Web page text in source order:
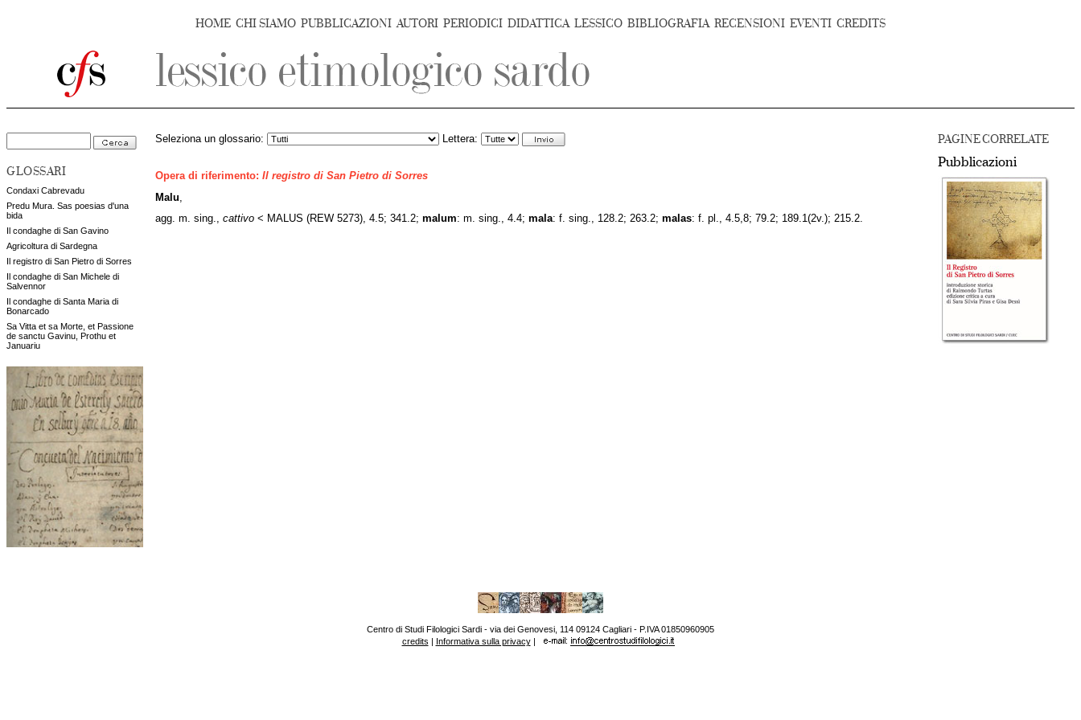
HOME CHI SIAMO PUBBLICAZIONI AUTORI PERIODICI DIDATTICA LESSICO BIBLIOGRAFIA RECENSIONI EVENTI CREDITS
GLOSSARI
Condaxi Cabrevadu
Predu Mura. Sas poesias d'una
bida
Il condaghe di San Gavino
Agricoltura di Sardegna
Il registro di San Pietro di Sorres
Il condaghe di San Michele di
Salvennor
Il condaghe di Santa Maria di
Bonarcado
Sa Vitta et sa Morte, et Passione
de sanctu Gavinu, Prothu et
Januariu
PAGINE CORRELATE
Pubblicazioni
Seleziona un glossario: Lettera:
Opera di riferimento: Il registro di San Pietro di Sorres
Malu
agg. m. sing., cattivo < MALUS (REW 5273), 4.5; 341.2; malum: m. sing., 4.4; mala: f. sing., 128.2; 263.2; malas: f. pl., 4.5,8; 79.2; 189.1(2v.); 215.2.
Centro di Studi Filologici Sardi - via dei Genovesi, 114 09124 Cagliari - P.IVA 01850960905
credits | Informativa sulla privacy|